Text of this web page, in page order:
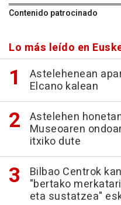
Contenido patrocinado
Lo más leído en
Astelehenean
Elcano kalean
Astelehen
Museoaren
itxiko dute
Bilbao Centrok
"bertako
eta sustatzea"